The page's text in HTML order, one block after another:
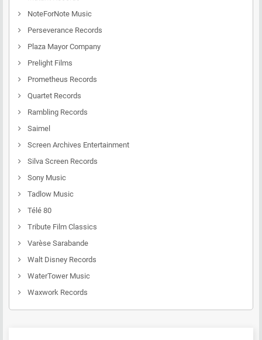
NoteForNote Music
Perseverance Records
Plaza Mayor Company
Prelight Films
Prometheus Records
Quartet Records
Rambling Records
Saimel
Screen Archives Entertainment
Silva Screen Records
Sony Music
Tadlow Music
Télé 80
Tribute Film Classics
Varèse Sarabande
Walt Disney Records
WaterTower Music
Waxwork Records